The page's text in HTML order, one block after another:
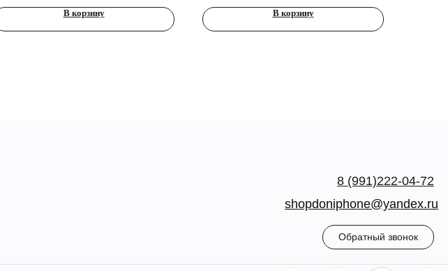
В корзину В корзину
Обратный звонок
8 (991)222-04-72
shopdoniphone@yandex.ru